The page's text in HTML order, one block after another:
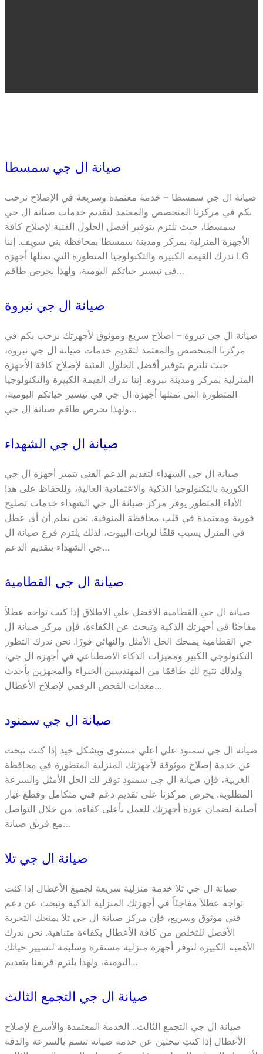
صيانة ال جي سمسطا
صيانة ال جي سمسطا – خدمة معتمدة وسريعة في الإصلاح نرحب
بكم في مركزنا المتخصص والمعتمد لتقديم خدمات صيانة ال جي
سمسطا، حيث نلتزم بتوفير أفضل الحلول الفنية لإصلاح كافة
الأجهزة المنزلية بمركز ومدينة سمسطا بمحافظة بني سويف. إننا
ندرك القيمة الكبيرة والتكنولوجيا المتطورة التي تمثلها أجهزة LG
في تيسير حياتكم اليومية، ولهذا يحرص طاقم…
صيانة ال جي نبروة
صيانة ال جي نبروة – اصلاح سريع وموثوق لأجهزتك نرحب بكم في
مركزنا المتخصص والمعتمد لتقديم خدمات صيانة ال جي نبروة،
حيث نلتزم بتوفير أفضل الحلول الفنية لإصلاح كافة الأجهزة
المنزلية بمركز ومدينة نبروه. إننا ندرك القيمة الكبيرة والتكنولوجيا
المتطورة التي تمثلها أجهزة ال جي في تيسير حياتكم اليومية،
ولهذا يحرص طاقم صيانة ال جي…
صيانة ال جي الشهداء
صيانة ال جي الشهداء لتقديم الدعم الفني تتميز أجهزة ال جي
الكورية بالتكنولوجيا الذكية والاعتمادية العالية، وللحفاظ على هذا
الأداء المتطور يوفر مركز صيانة ال جي الشهداء خدمات تصليح
فورية ومعتمدة في قلب محافظة المنوفية. نحن نعلم أن أي عطل
في المنزل يسبب قلقًا لربات البيوت، لذلك يلتزم فرع صيانة ال
جي الشهداء بتقديم الدعم…
صيانة ال جي القطامية
صيانة ال جي القطامية الافضل علي الاطلاق إذا كنت تواجه عطلاً
مفاجئًا في أجهزتك الذكية وتبحث عن الكفاءة، فإن مركز صيانة ال
جي القطامية يمنحك الحل الأمثل والنهائي فورًا. نحن ندرك التطور
التكنولوجي الكبير ومميزات الذكاء الاصطناعي في أجهزة ال جي،
ولذلك نتيح لك طاقمًا من المهندسين الخبراء والمجهزين بأحدث
معدات الفحص الرقمي لإصلاح الأعطال…
صيانة ال جي سمنود
صيانة ال جي سمنود علي اعلي مستوى وبشكل جيد إذا كنت تبحث
عن خدمة إصلاح موثوقة لأجهزتك المنزلية المتطورة في محافظة
الغربية، فإن صيانة ال جي سمنود توفر لك الحل الأمثل والسرعة
المطلوبة. يحرص مركزنا على تقديم دعم فني متكامل وقطع غيار
أصلية لضمان عودة أجهزتك للعمل بأعلى كفاءة. من خلال التواصل
مع فريق صيانة…
صيانة ال جي تلا
صيانة ال جي تلا خدمة منزلية سريعة لجميع الأعطال إذا كنت
تواجه عطلاً مفاجئاً في أجهزتك المنزلية الذكية وتبحث عن دعم
فني موثوق وسريع، فإن مركز صيانة ال جي تلا يمنحك التجربة
الأفضل للتخلص من كافة الأعطال بكفاءة متناهية. نحن ندرك
الأهمية الكبيرة لتوفر أجهزة منزلية مستقرة وسليمة لتسيير حياتك
اليومية، ولهذا يلتزم فريقنا بتقديم…
صيانة ال جي التجمع الثالث
صيانة ال جي التجمع الثالث.. الخدمة المعتمدة والأسرع لإصلاح
الأعطال إذا كنتِ تبحثين عن خدمة صيانة تتسم بالسرعة والدقة